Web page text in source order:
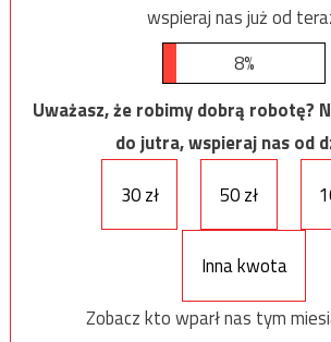
wspieraj nas już od
8%
Uważasz, że robimy dobrą robotę?
do jutra, wspieraj nas od
30 zł
50 zł
Inna kwota
Zobacz kto wparł nas tym